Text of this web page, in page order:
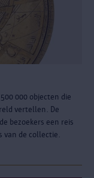
000 objecten die
vertellen. De
bezoekers een reis
van de collectie.